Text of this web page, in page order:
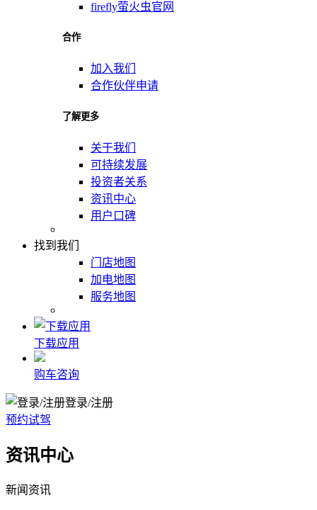
firefly萤火虫官网
合作
加入我们
合作伙伴申请
了解更多
关于我们
可持续发展
投资者关系
资讯中心
用户口碑
找到我们
门店地图
加电地图
服务地图
下载应用
购车咨询
登录/注册
预约试驾
资讯中心
新闻资讯